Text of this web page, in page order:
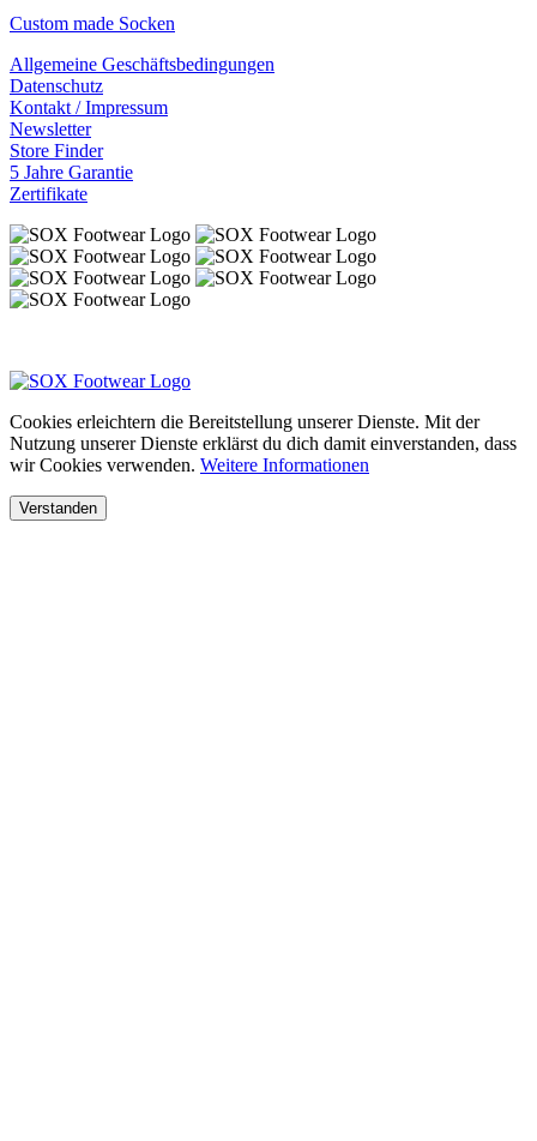
Custom made Socken
Allgemeine Geschäftsbedingungen
Datenschutz
Kontakt / Impressum
Newsletter
Store Finder
5 Jahre Garantie
Zertifikate
Cookies erleichtern die Bereitstellung unserer Dienste. Mit der
Nutzung unserer Dienste erklärst du dich damit einverstanden, dass
wir Cookies verwenden. Weitere Informationen
Verstanden